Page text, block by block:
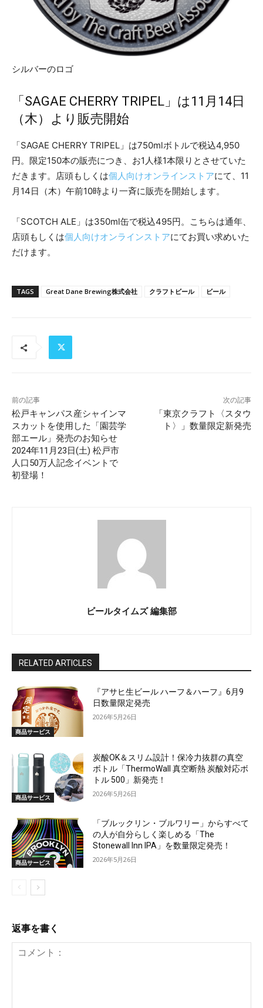
シルバーのロゴ
「SAGAE CHERRY TRIPEL」は11月14日
（木）より販売開始
「SAGAE CHERRY TRIPEL」は750mlボトルで税込4,950
円。限定150本の販売につき、お1人様1本限りとさせていた
だきます。店頭もしくは個人向けオンラインストアにて、11
月14日（木）午前10時より一斉に販売を開始します。
「SCOTCH ALE」は350ml缶で税込495円。こちらは通年、
店頭もしくは個人向けオンラインストアにてお買い求めいた
だけます。
TAGS Great Dane Brewing株式会社 クラフトビール ビール
前の記事
松戸キャンパス産シャインマ
スカットを使用した「園芸学
部エール」発売のお知らせ
2024年11月23日(土) 松戸市
人口50万人記念イベントで
初登場！
次の記事
「東京クラフト〈スタウ
ト〉」数量限定新発売
ビールタイムズ 編集部
RELATED ARTICLES
商品サービス
『アサヒ生ビール ハーフ＆ハーフ』6月9
日数量限定発売
2026年5月26日
商品サービス
炭酸OK＆スリム設計！保冷力抜群の真空
ボトル「ThermoWall 真空断熱 炭酸対応ボ
トル 500」新発売！
2026年5月26日
商品サービス
「ブルックリン・ブルワリー」からすべて
の人が自分らしく楽しめる「The
Stonewall Inn IPA」を数量限定発売！
2026年5月26日
返事を書く